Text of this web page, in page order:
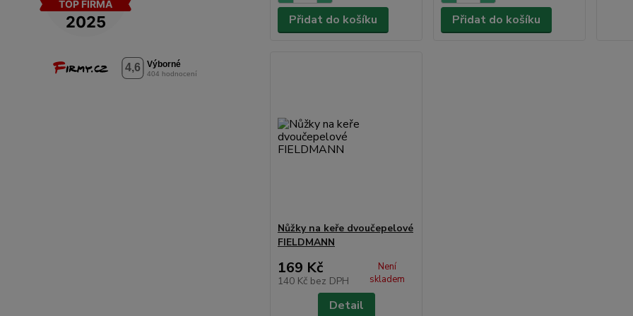
Přidat do košíku Přidat do košíku
Nůžky na keře dvoučepelové
FIELDMANN
169 Kč
140 Kč bez DPH
Není
skladem
Detail